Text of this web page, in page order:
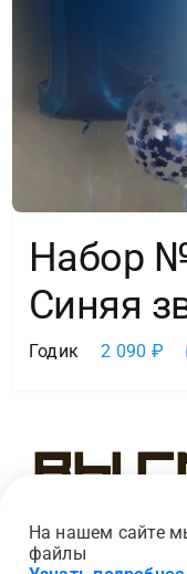
Набор
Синяя
Годик 2 090 ₽
Вы
На нашем сайте
файлы